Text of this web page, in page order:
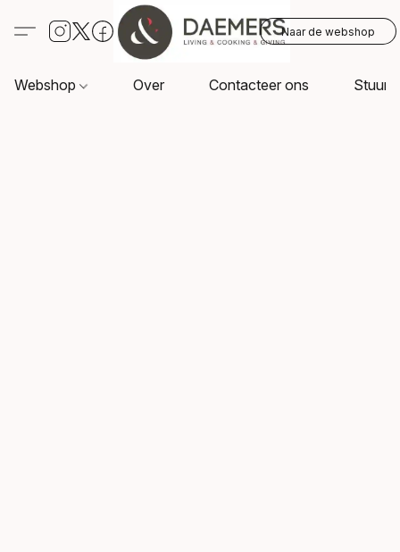
Naar de webshop
Webshop Over Contacteer ons Stuur